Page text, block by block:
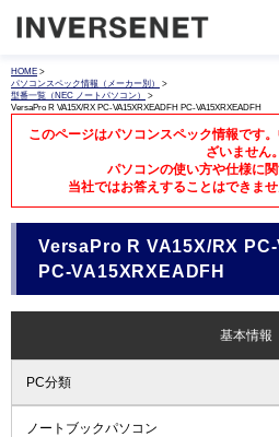
HOME >
パソコンスペック情報（メーカー別）
>
型番一覧（NEC ノートパソコン）
>
VersaPro R VA15X/RX PC-VA15XRXEADFH PC-VA15XRXEADFH
このページはパソコンスペック情報です
ざいません。
パソコンの使い方や仕様に
当社ではお答えすることはできま
VersaPro R VA15X/RX
PC-VA15XRXEADFH
基本情報
PC分類
ノートブックパソコン